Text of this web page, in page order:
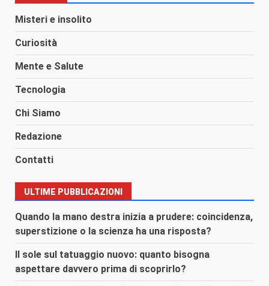
Misteri e insolito
Curiosità
Mente e Salute
Tecnologia
Chi Siamo
Redazione
Contatti
ULTIME PUBBLICAZIONI
Quando la mano destra inizia a prudere: coincidenza,
superstizione o la scienza ha una risposta?
Il sole sul tatuaggio nuovo: quanto bisogna
aspettare davvero prima di scoprirlo?